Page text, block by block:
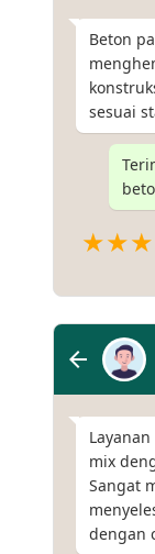
Beton
sesuai
mix
Sangat
dengan